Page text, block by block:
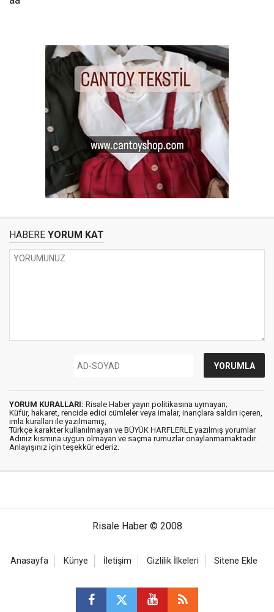
HABERE YORUM KAT
YORUM KURALLARI: Risale Haber yayın politikasına uymayan;
Küfür, hakaret, rencide edici cümleler veya imalar, inançlara saldırı içeren,
imla kuralları ile yazılmamış,
Türkçe karakter kullanılmayan ve BÜYÜK HARFLERLE yazılmış yorumlar
Adınız kısmına uygun olmayan ve saçma rumuzlar onaylanmamaktadır.
Anlayışınız için teşekkür ederiz.
Risale Haber © 2008
Anasayfa Künye İletişim Gizlilik İlkeleri Sitene Ekle